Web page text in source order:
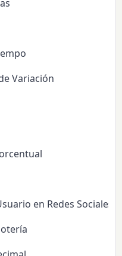
Variación
en Redes Sociales